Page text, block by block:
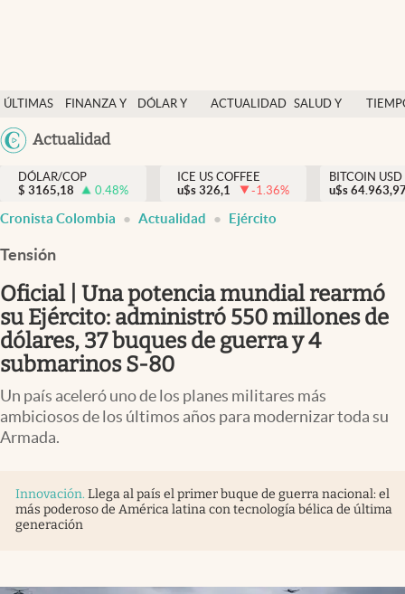
ÚLTIMAS
NOTICIAS
FINANZA Y
DÓLAR Y
ACTUALIDAD SALUD Y
México
Actualidad
Salud y nutrición
Vida espiritual
Actualidad
Colombia
DÓLAR/COP
$ 3165,18 0.48%
ICE US COFFEE
u$s 326,1 -1.36%
BITCOIN USD
u$s
Cronista Colombia Actualidad Ejército
Tensión
Oficial | Una potencia mundial rearmó
su Ejército: administró 550 millones de
dólares, 37 buques de guerra y 4
submarinos S-80
Un país aceleró uno de los planes militares más
ambiciosos de los últimos años para modernizar toda su
Armada.
Innovación. Llega al país el primer buque de guerra nacional: el
más poderoso de América latina con tecnología bélica de última
generación